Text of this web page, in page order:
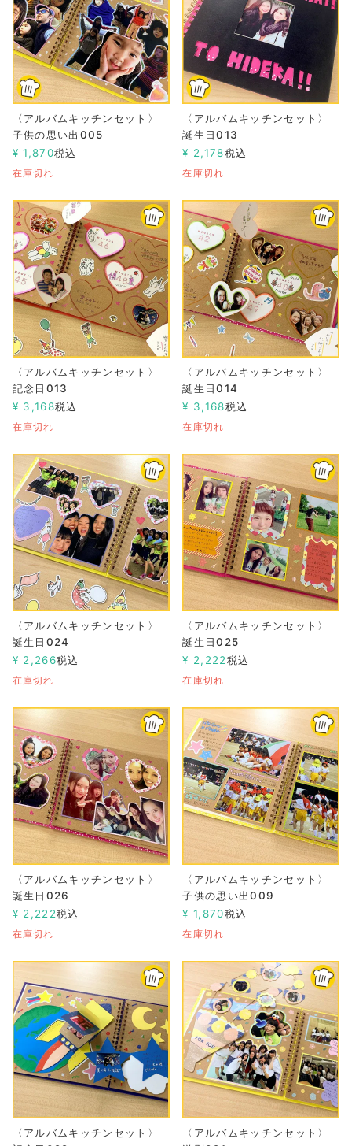
〈アルバムキッチンセット〉
子供の思い出005
¥ 1,870税込
在庫切れ
〈アルバムキッチンセット〉
誕生日013
¥ 2,178税込
在庫切れ
〈アルバムキッチンセット〉
記念日013
¥ 3,168税込
在庫切れ
〈アルバムキッチンセット〉
誕生日014
¥ 3,168税込
在庫切れ
〈アルバムキッチンセット〉
誕生日024
¥ 2,266税込
在庫切れ
〈アルバムキッチンセット〉
誕生日025
¥ 2,222税込
在庫切れ
〈アルバムキッチンセット〉
誕生日026
¥ 2,222税込
在庫切れ
〈アルバムキッチンセット〉
子供の思い出009
¥ 1,870税込
在庫切れ
〈アルバムキッチンセット〉
〈アルバムキッチンセット〉